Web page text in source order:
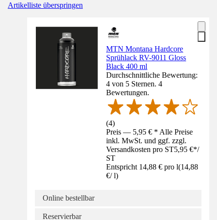
Artikelliste überspringen
MTN Montana Hardcore
Sprühlack RV-9011 Gloss
Black 400 ml
Durchschnittliche Bewertung:
4 von 5 Sternen. 4
Bewertungen.
(4)
Preis — 5,95 € * Alle Preise
inkl. MwSt. und ggf. zzgl.
Versandkosten pro ST5,95 €*/
ST
Entspricht 14,88 € pro l(14,88
€/ l)
Online bestellbar
Reservierbar